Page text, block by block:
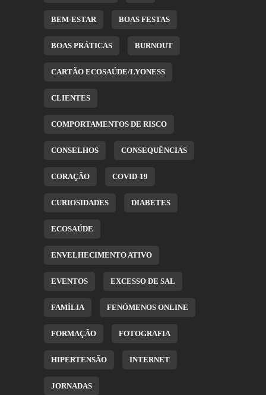
BEM-ESTAR BOAS FESTAS
BOAS PRÁTICAS BURNOUT
CARTÃO ECOSAÚDE/LYONESS
CLIENTES
COMPORTAMENTOS DE RISCO
CONSELHOS CONSEQUÊNCIAS
CORAÇÃO COVID-19
CURIOSIDADES DIABETES
ECOSAÚDE
ENVELHECIMENTO ATIVO
EVENTOS EXCESSO DE SAL
FAMÍLIA FENÓMENOS ONLINE
FORMAÇÃO FOTOGRAFIA
HIPERTENSÃO INTERNET
JORNADAS